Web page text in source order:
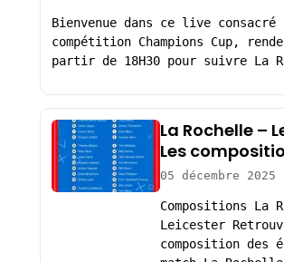
Bienvenue dans ce live
compétition Champions Cup,
partir de 18H30 pour suivre La
La Rochelle –
Les
05 décembre 2025
Compositions La
Leicester
composition des